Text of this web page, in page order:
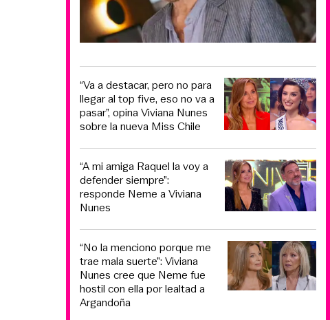
“Va a destacar, pero no para
llegar al top five, eso no va a
pasar”, opina Viviana Nunes
sobre la nueva Miss Chile
“A mi amiga Raquel la voy a
defender siempre”:
responde Neme a Viviana
Nunes
“No la menciono porque me
trae mala suerte”: Viviana
Nunes cree que Neme fue
hostil con ella por lealtad a
Argandoña